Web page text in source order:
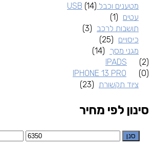
מטענים וכבל USB (14)
עטים (1)
תושבות לרכב (3)
כיסויים (25)
מגני מסך (14)
IPADS
(2)
IPHONE 13 PRO
(0)
ציוד תקשורת (23)
סינון לפי מחיר
סנן